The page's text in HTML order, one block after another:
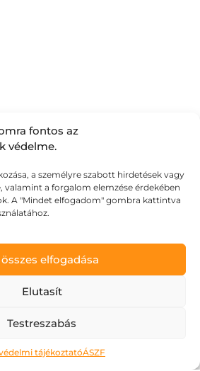
fontos az
védelme.
a személyre szabott hirdetések vagy
valamint a forgalom elemzése érdekében
A "Mindet elfogadom" gombra kattintva
elfogadása
Elutasít
Testreszabás
tájékoztatóÁSZF